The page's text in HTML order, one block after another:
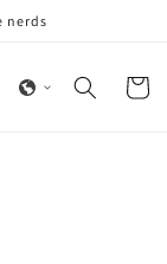
nerds
Cart